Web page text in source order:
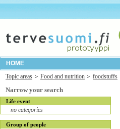
HOME
Topic areas
Food and nutrition foodstuffs
Narrow your search
Life event
no categories
Group of people